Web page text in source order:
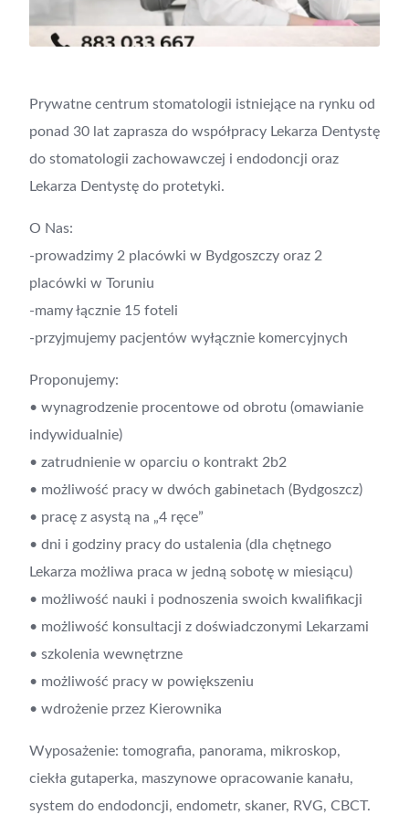
Prywatne centrum stomatologii istniejące na rynku od
ponad 30 lat zaprasza do współpracy Lekarza Dentystę
do stomatologii zachowawczej i endodoncji oraz
Lekarza Dentystę do protetyki.
O Nas:
-prowadzimy 2 placówki w Bydgoszczy oraz 2
placówki w Toruniu
-mamy łącznie 15 foteli
-przyjmujemy pacjentów wyłącznie komercyjnych
Proponujemy:
• wynagrodzenie procentowe od obrotu (omawianie
indywidualnie)
• zatrudnienie w oparciu o kontrakt 2b2
• możliwość pracy w dwóch gabinetach (Bydgoszcz)
• pracę z asystą na „4 ręce”
• dni i godziny pracy do ustalenia (dla chętnego
Lekarza możliwa praca w jedną sobotę w miesiącu)
• możliwość nauki i podnoszenia swoich kwalifikacji
• możliwość konsultacji z doświadczonymi Lekarzami
• szkolenia wewnętrzne
• możliwość pracy w powiększeniu
• wdrożenie przez Kierownika
Wyposażenie: tomografia, panorama, mikroskop,
ciekła gutaperka, maszynowe opracowanie kanału,
system do endodoncji, endometr, skaner, RVG, CBCT.